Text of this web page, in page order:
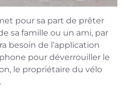
pour sa part de prêter
sa famille ou un ami, par
besoin de l’application
pour déverrouiller le
le propriétaire du vélo